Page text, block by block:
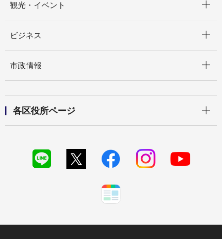
観光・イベント
ビジネス
市政情報
各区役所ページ